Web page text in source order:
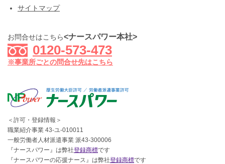
サイトマップ
お問合せはこちら<ナースパワー本社>
0120-573-473
※事業所ごとの問合せ先はこちら
＜許可・登録情報＞
職業紹介事業 43-ユ-010011
一般労働者人材派遣事業 派43-300006
『ナースパワー』は弊社登録商標です
『ナースパワーの応援ナース』は弊社登録商標です